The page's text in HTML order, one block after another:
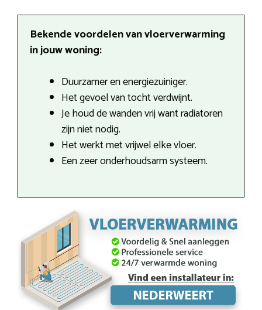
Bekende voordelen van vloerverwarming
in jouw woning:
Duurzamer en energiezuiniger.
Het gevoel van tocht verdwijnt.
Je houd de wanden vrij want radiatoren
zijn niet nodig.
Het werkt met vrijwel elke vloer.
Een zeer onderhoudsarm systeem.